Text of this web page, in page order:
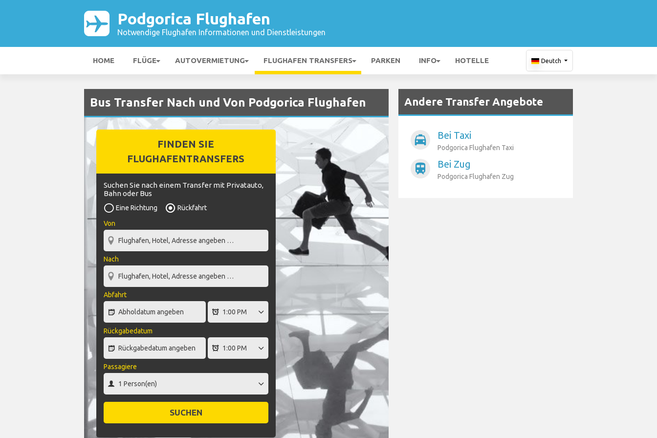
Podgorica Flughafen
Notwendige Flughafen Informationen und Dienstleistungen
HOME FLÜGE AUTOVERMIETUNG FLUGHAFEN TRANSFERS PARKEN INFO HOTELLE Deutch
Bus Transfer Nach und Von Podgorica Flughafen
FINDEN SIE
FLUGHAFENTRANSFERS
Suchen Sie nach einem Transfer mit Privatauto,
Bahn oder Bus
Eine Richtung
Rückfahrt
Von
Nach
Abfahrt
Rückgabedatum
Passagiere
SUCHEN
Andere Transfer Angebote
local_taxi Bei Taxi
Podgorica Flughafen Taxi
train Bei Zug
Podgorica Flughafen Zug